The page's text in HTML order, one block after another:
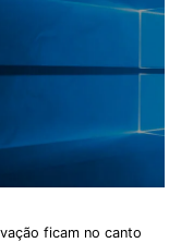
ficam no canto